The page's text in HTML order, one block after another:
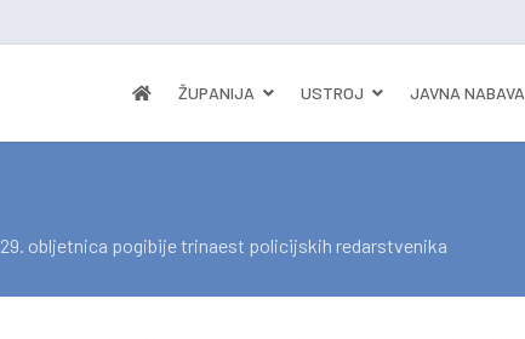
ŽUPANIJA USTROJ JAVNA NABAVA
29. obljetnica pogibije trinaest policijskih redarstvenika